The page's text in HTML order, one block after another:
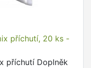
příchutí, 20 ks -
příchutí Doplněk